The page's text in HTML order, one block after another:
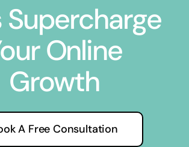
Supercharge
Online
Growth
A Free Consultation